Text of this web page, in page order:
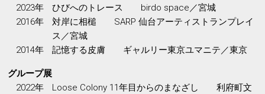
2023年
ひびへのトレース birdo space／宮城
2016年
対岸に相槌 SARP 仙台アーティストランプレイ
ス／宮城
2014年
記憶する皮膚 ギャルリー東京ユマニテ／東京
グループ展
2022年
Loose Colony 11年目からのまなざし 利府町文